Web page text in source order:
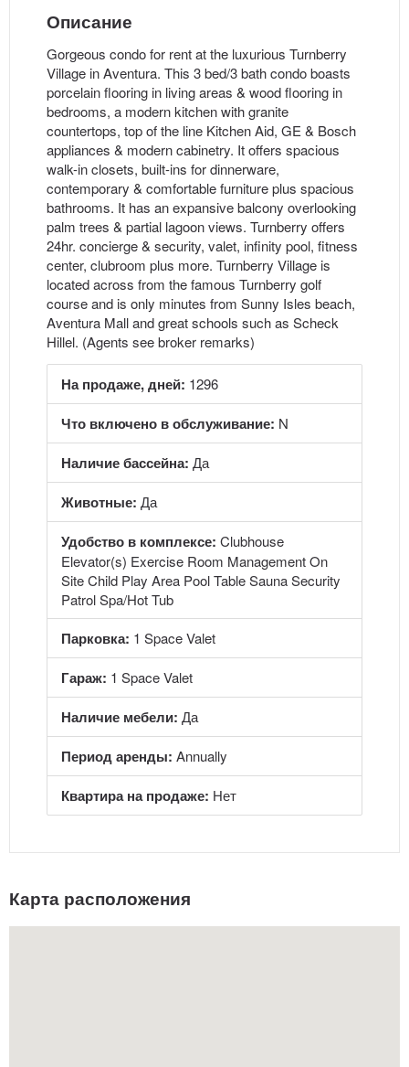
Описание
Gorgeous condo for rent at the luxurious Turnberry
Village in Aventura. This 3 bed/3 bath condo boasts
porcelain flooring in living areas & wood flooring in
bedrooms, a modern kitchen with granite
countertops, top of the line Kitchen Aid, GE & Bosch
appliances & modern cabinetry. It offers spacious
walk-in closets, built-ins for dinnerware,
contemporary & comfortable furniture plus spacious
bathrooms. It has an expansive balcony overlooking
palm trees & partial lagoon views. Turnberry offers
24hr. concierge & security, valet, infinity pool, fitness
center, clubroom plus more. Turnberry Village is
located across from the famous Turnberry golf
course and is only minutes from Sunny Isles beach,
Aventura Mall and great schools such as Scheck
Hillel. (Agents see broker remarks)
На продаже, дней: 1296
Что включено в обслуживание: N
Наличие бассейна: Да
Животные: Да
Удобство в комплексе: Clubhouse
Elevator(s) Exercise Room Management On
Site Child Play Area Pool Table Sauna Security
Patrol Spa/Hot Tub
Парковка: 1 Space Valet
Гараж: 1 Space Valet
Наличие мебели: Да
Период аренды: Annually
Квартира на продаже: Нет
Карта расположения